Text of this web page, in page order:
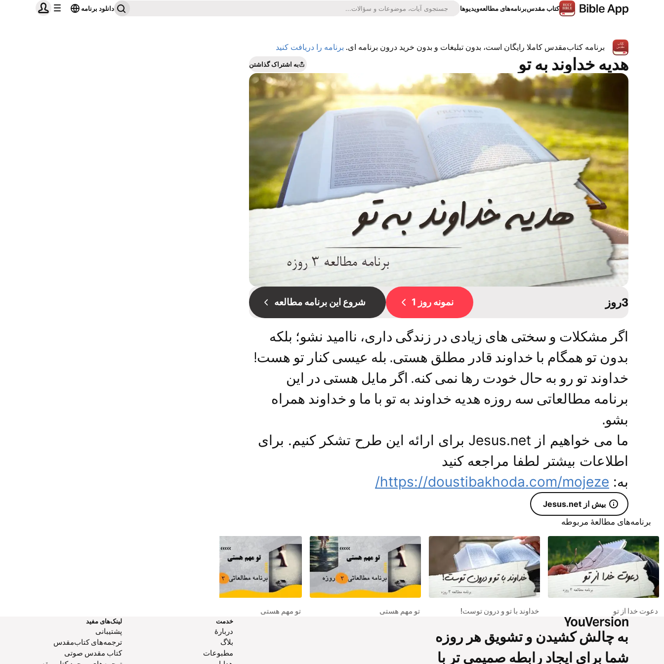
كتاب‌ مقدسبرنامه‌های مطالعهویدیوها دانلود برنامه
برنامه کتاب‌مقدس کاملا رایگان است، بدون تبلیغات و بدون خرید درون برنامه ای. برنامه را دریافت کنید
هدیه خداوند به تو به اشتراک گذاشتن
3روز نمونه روز 1 شروع این برنامه مطالعه
اگر مشکلات و سختی های زیادی در زندگی داری، ناامید نشو؛ بلکه
بدون تو همگام با خداوند قادر مطلق هستی. بله عیسی کنار تو هست!
خداوند تو رو به حال خودت رها نمی کنه. اگر مایل هستی در این
برنامه مطالعاتی سه روزه هدیه خداوند به تو با ما و خداوند همراه
بشو.
ما می خواهیم از Jesus.net برای ارائه این طرح تشکر کنیم. برای
اطلاعات بیشتر لطفا مراجعه کنید
به: https://doustibakhoda.com/mojeze/
بیش از Jesus.net
برنامه‌های مطالعۀ مربوطه
دعوت خدا از تو خداوند با تو و درون توست!
به چالش کشیدن و تشویق هر روزه
شما برای ایجاد رابطه صمیمی تر با
خدمت
دربارهٔ
بلاگ
مطبوعات
لینک‌های مفید
پشتیبانی
ترجمه‌های کتاب‌مقدس
کتاب‌ مقدس صوتی